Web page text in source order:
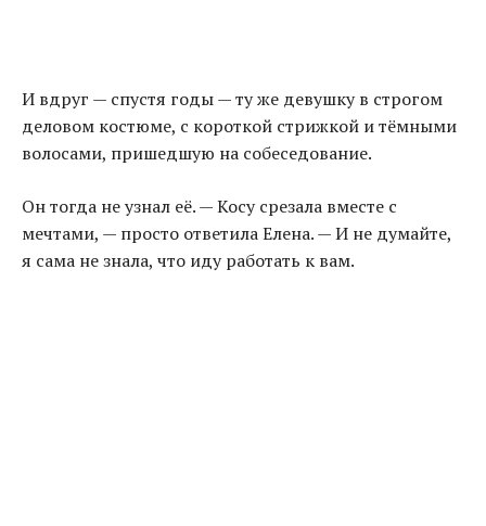
И вдруг — спустя годы — ту же девушку в строгом
деловом костюме, с короткой стрижкой и тёмными
волосами, пришедшую на собеседование.
Он тогда не узнал её. — Косу срезала вместе с
мечтами, — просто ответила Елена. — И не думайте,
я сама не знала, что иду работать к вам.